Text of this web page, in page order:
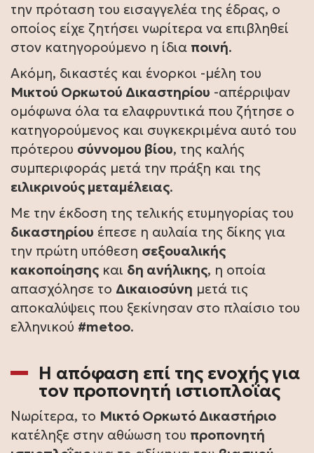
την πρόταση του εισαγγελέα της έδρας, ο
οποίος είχε ζητήσει νωρίτερα να επιβληθεί
στον κατηγορούμενο η ίδια ποινή.
Ακόμη, δικαστές και ένορκοι -μέλη του
Μικτού Ορκωτού Δικαστηρίου -απέρριψαν
ομόφωνα όλα τα ελαφρυντικά που ζήτησε ο
κατηγορούμενος και συγκεκριμένα αυτό του
πρότερου σύννομου βίου, της καλής
συμπεριφοράς μετά την πράξη και της
ειλικρινούς μεταμέλειας.
Με την έκδοση της τελικής ετυμηγορίας του
δικαστηρίου έπεσε η αυλαία της δίκης για
την πρώτη υπόθεση σεξουαλικής
κακοποίησης και δη ανήλικης, η οποία
απασχόλησε το Δικαιοσύνη μετά τις
αποκαλύψεις που ξεκίνησαν στο πλαίσιο του
ελληνικού #metoo.
Η απόφαση επί της ενοχής για
τον προπονητή ιστιοπλοΐας
Νωρίτερα, το Μικτό Ορκωτό Δικαστήριο
κατέληξε στην αθώωση του προπονητή